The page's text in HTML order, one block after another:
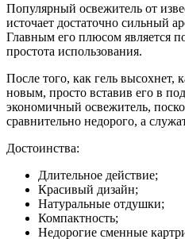
Популярный освежитель от
источает достаточно сильный
Главным его плюсом является
простота использования.
После того, как гель высохнет,
новым, просто вставив его в
экономичный освежитель,
сравнительно недорого, а
Достоинства:
Длительное действие;
Красивый дизайн;
Натуральные отдушки;
Компактность;
Недорогие сменные